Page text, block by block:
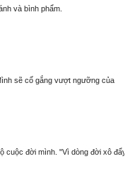
và bình phẩm.
sẽ cố gắng vượt ngưỡng của
cuộc đời mình. "Vì dòng đời xô đẩy